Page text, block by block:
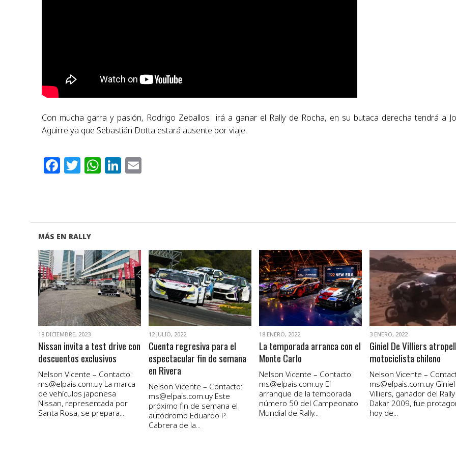
Con mucha garra y pasión, Rodrigo Zeballos irá a ganar el Rally de Rocha, en su butaca derecha tendrá a
Aguirre ya que Sebastián Dotta estará ausente por viaje.
Facebook
Twitter
WhatsApp
LinkedIn
MÁS EN RALLY
VER NOTA
18 DICIEMBRE, 2023
Nissan invita a test drive con
descuentos exclusivos
Nelson Vicente – Contacto:
ms@elpais.com.uyLa marca
de vehículos japonesa
Nissan, representada por
Santa Rosa, se prepara...
VER NOTA
12 JULIO, 2022
Cuenta regresiva para el
espectacular fin de semana
en Rivera
Nelson Vicente – Contacto:
ms@elpais.com.uyEste
próximo fin de semana el
autódromo Eduardo P.
Cabrera de la...
VER NOTA
18 ENERO, 2022
La temporada arranca con el
Monte Carlo
Nelson Vicente – Contacto:
ms@elpais.com.uyEl
arranque de la temporada
número 50 del Campeonato
Mundial de Rally...
VER NOTA
3 ENERO, 2022
Giniel De Villiers
motociclista chileno
Nelson Vicente –
ms@elpais.com.uy
Villiers, ganador del Rally
Dakar 2009, fue
hoy de...